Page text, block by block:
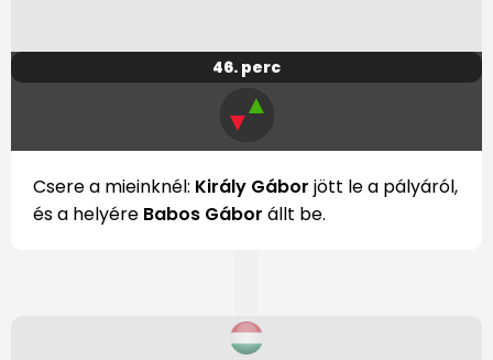
46. perc
▼▲
Csere a mieinknél: Király Gábor jött le a pályáról,
és a helyére Babos Gábor állt be.